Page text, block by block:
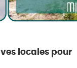
locales pour